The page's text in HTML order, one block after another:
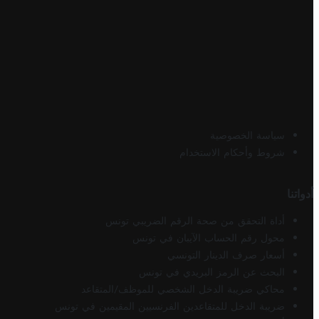
سياسة الخصوصية
شروط وأحكام الاستخدام
أدواتنا
أداة التحقق من صحة الرقم الضريبي تونس
محول رقم الحساب الآيبان في تونس
أسعار صرف الدينار التونسي
البحث عن الرمز البريدي في تونس
محاكي ضريبة الدخل الشخصي للموظف/المتقاعد
ضريبة الدخل للمتقاعدين الفرنسيين المقيمين في تونس